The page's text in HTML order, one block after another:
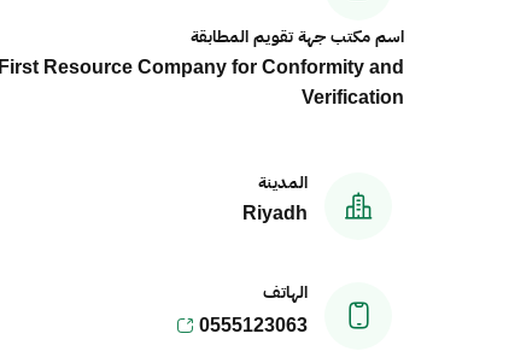
اسم مكتب جهة تقويم المطابقة
First Resource Company for Conformity and
Verification
المدينة
Riyadh
الهاتف
0555123063